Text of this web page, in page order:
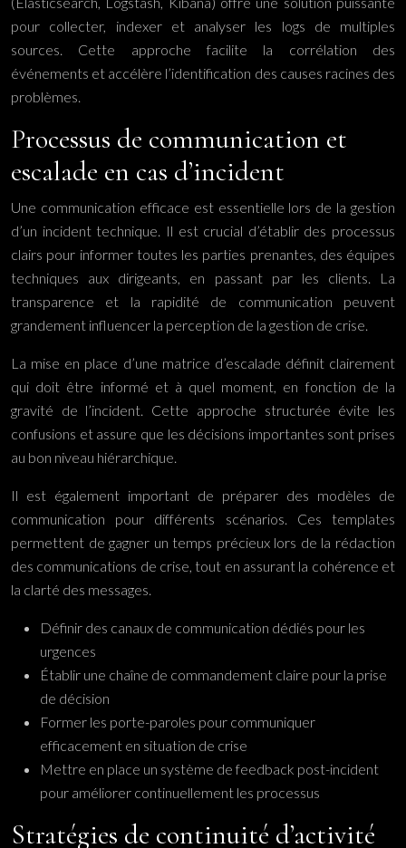
pour collecter, indexer et analyser les logs de multiples
sources. Cette approche facilite la corrélation des
événements et accélère l’identification des causes racines des
problèmes.
Processus de communication et
escalade en cas d’incident
Une communication efficace est essentielle lors de la gestion
d’un incident technique. Il est crucial d’établir des processus
clairs pour informer toutes les parties prenantes, des équipes
techniques aux dirigeants, en passant par les clients. La
transparence et la rapidité de communication peuvent
grandement influencer la perception de la gestion de crise.
La mise en place d’une matrice d’escalade définit clairement
qui doit être informé et à quel moment, en fonction de la
gravité de l’incident. Cette approche structurée évite les
confusions et assure que les décisions importantes sont prises
au bon niveau hiérarchique.
Il est également important de préparer des modèles de
communication pour différents scénarios. Ces templates
permettent de gagner un temps précieux lors de la rédaction
des communications de crise, tout en assurant la cohérence et
la clarté des messages.
Définir des canaux de communication dédiés pour les
urgences
Établir une chaîne de commandement claire pour la prise
de décision
Former les porte-paroles pour communiquer
efficacement en situation de crise
Mettre en place un système de feedback post-incident
pour améliorer continuellement les processus
Stratégies de continuité d’activité